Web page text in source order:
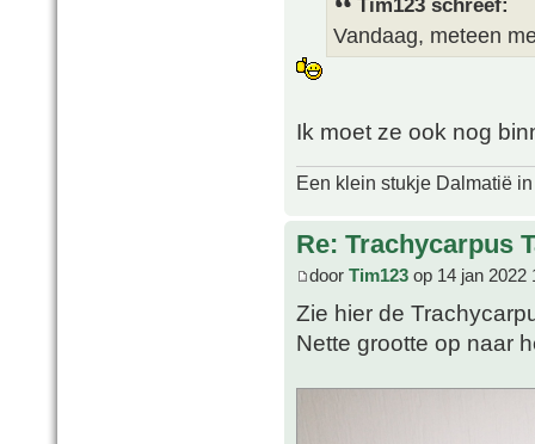
Tim123 schreef:
Vandaag, meteen
Ik moet ze ook nog
Een klein stukje Dalmatië
Re: Trachycarpus
door Tim123 op 14 jan 2022
Zie hier de
Nette grootte op naar